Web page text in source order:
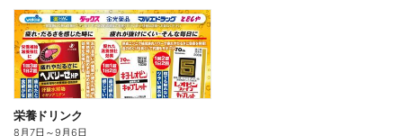
栄養ドリンク
8月7日 ～9月6日